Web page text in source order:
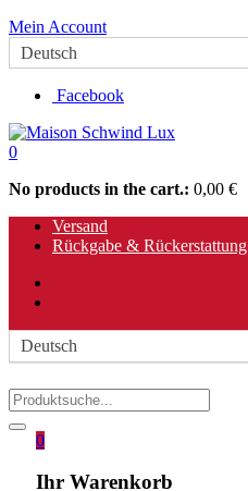
Mein Account
Deutsch
Facebook
0
No products in the cart.: 0,00 €
Versand
Rückgabe & Rückerstattung
Deutsch
0
Ihr Warenkorb